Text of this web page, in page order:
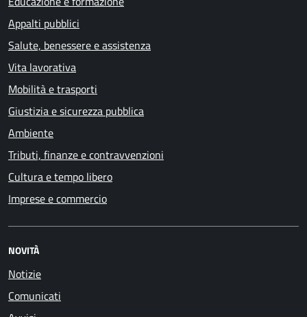
Appalti pubblici
Salute, benessere e assistenza
Vita lavorativa
Mobilità e trasporti
Giustizia e sicurezza pubblica
Ambiente
Tributi, finanze e contravvenzioni
Cultura e tempo libero
Imprese e commercio
NOVITÀ
Notizie
Comunicati